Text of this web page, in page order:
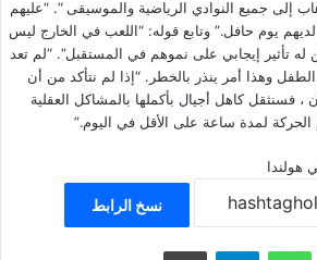
إلى جميع النوادي الرياضية والموسيقى “. “عليهم
يوم حافل.” وتابع قوله: “اللعب في الخارج ليس
له تأثير إيجابي على نموهم في المستقبل”. “لم تعد
وهذا أمر ينذر بالخطر. “إذا لم نتأكد من أن
، فسنثقل كاهل أجيال بأكملها بالمشاكل العقلية
لمدة ساعة على الأقل في اليوم.”
هولندا
نسخ الرابط
واتساب تيلقرام مشاركة عبر البريد